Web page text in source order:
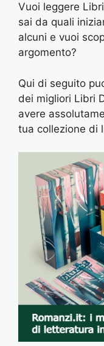
Vuoi leggere
sai da quali
alcuni e vuoi
argomento?
Qui di seguito
dei migliori Libri
avere
tua collezione di